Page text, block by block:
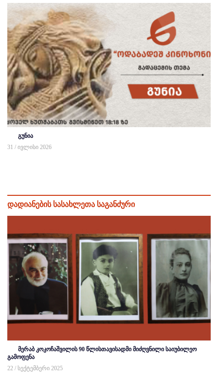
გუნია
31 / ივლისი 2026
დადიანების სასახლეთა საგანძური
მერაბ კოკოჩაშვილის 90 წლისთავისადმი მიძღვნილი საიუბილეო
გამოფენა
22 / სექტემბერი 2025